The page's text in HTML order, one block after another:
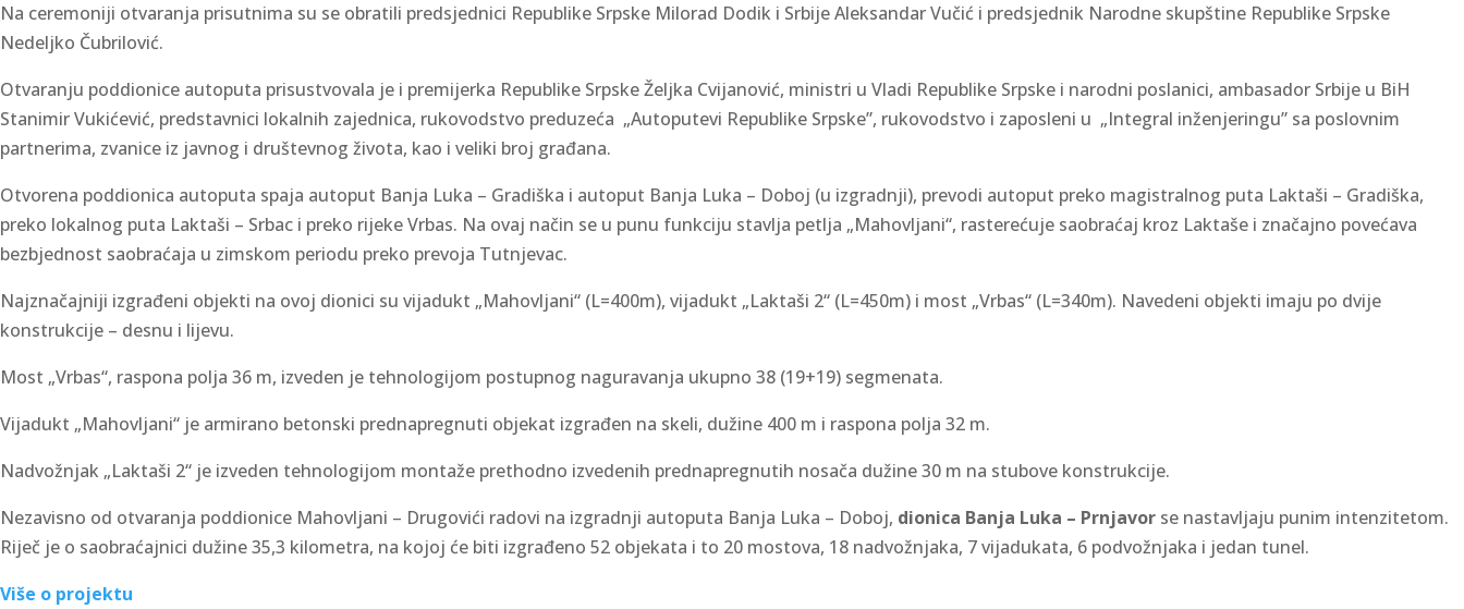
Na ceremoniji otvaranja prisutnima su se obratili predsjednici Republike Srpske Milorad Dodik i Srbije Aleksandar Vučić i predsjednik Narodne skupštine Republike Srpske
Nedeljko Čubrilović.
Otvaranju poddionice autoputa prisustvovala je i premijerka Republike Srpske Željka Cvijanović, ministri u Vladi Republike Srpske i narodni poslanici, ambasador Srbije u BiH
Stanimir Vukićević, predstavnici lokalnih zajednica, rukovodstvo preduzeća „Autoputevi Republike Srpske”, rukovodstvo i zaposleni u „Integral inženjeringu” sa poslovnim
partnerima, zvanice iz javnog i društevnog života, kao i veliki broj građana.
Otvorena poddionica autoputa spaja autoput Banja Luka – Gradiška i autoput Banja Luka – Doboj (u izgradnji), prevodi autoput preko magistralnog puta Laktaši – Gradiška,
preko lokalnog puta Laktaši – Srbac i preko rijeke Vrbas. Na ovaj način se u punu funkciju stavlja petlja „Mahovljani“, rasterećuje saobraćaj kroz Laktaše i značajno povećava
bezbjednost saobraćaja u zimskom periodu preko prevoja Tutnjevac.
Najznačajniji izgrađeni objekti na ovoj dionici su vijadukt „Mahovljani“ (L=400m), vijadukt „Laktaši 2“ (L=450m) i most „Vrbas“ (L=340m). Navedeni objekti imaju po dvije
konstrukcije – desnu i lijevu.
Most „Vrbas“, raspona polja 36 m, izveden je tehnologijom postupnog naguravanja ukupno 38 (19+19) segmenata.
Vijadukt „Mahovljani“ je armirano betonski prednapregnuti objekat izgrađen na skeli, dužine 400 m i raspona polja 32 m.
Nadvožnjak „Laktaši 2“ je izveden tehnologijom montaže prethodno izvedenih prednapregnutih nosača dužine 30 m na stubove konstrukcije.
Nezavisno od otvaranja poddionice Mahovljani – Drugovići radovi na izgradnji autoputa Banja Luka – Doboj, dionica Banja Luka – Prnjavor se nastavljaju punim intenzitetom.
Riječ je o saobraćajnici dužine 35,3 kilometra, na kojoj će biti izgrađeno 52 objekata i to 20 mostova, 18 nadvožnjaka, 7 vijadukata, 6 podvožnjaka i jedan tunel.
Više o projektu